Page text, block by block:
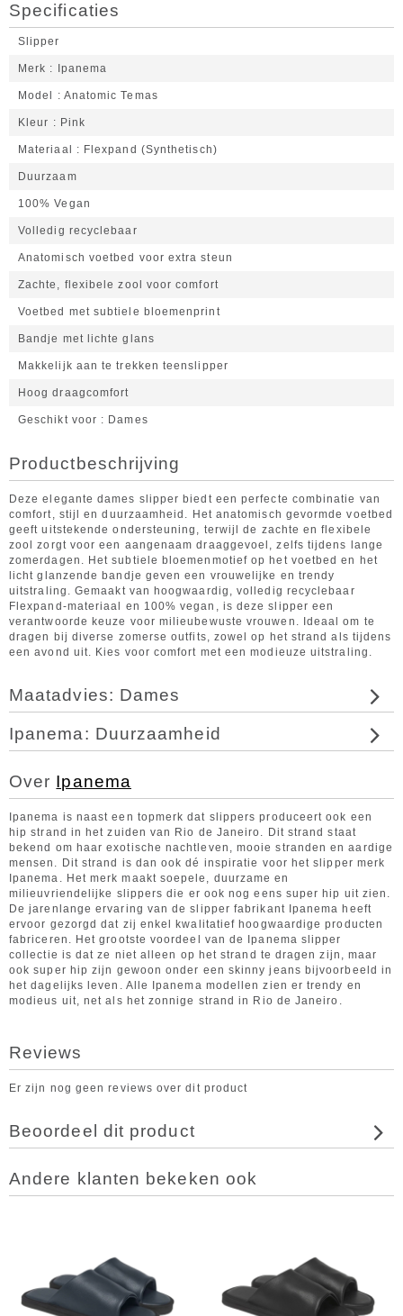
Specificaties
Slipper
Merk Ipanema
Model Anatomic Temas
Kleur Pink
Materiaal Flexpand (Synthetisch)
Duurzaam
100% Vegan
Volledig recyclebaar
Anatomisch voetbed voor extra steun
Zachte, flexibele zool voor comfort
Voetbed met subtiele bloemenprint
Bandje met lichte glans
Makkelijk aan te trekken teenslipper
Hoog draagcomfort
Geschikt voor Dames
Productbeschrijving
Deze elegante dames slipper biedt een perfecte combinatie van
comfort, stijl en duurzaamheid. Het anatomisch gevormde voetbed
geeft uitstekende ondersteuning, terwijl de zachte en flexibele
zool zorgt voor een aangenaam draaggevoel, zelfs tijdens lange
zomerdagen. Het subtiele bloemenmotief op het voetbed en het
licht glanzende bandje geven een vrouwelijke en trendy
uitstraling. Gemaakt van hoogwaardig, volledig recyclebaar
Flexpand-materiaal en 100% vegan, is deze slipper een
verantwoorde keuze voor milieubewuste vrouwen. Ideaal om te
dragen bij diverse zomerse outfits, zowel op het strand als tijdens
een avond uit. Kies voor comfort met een modieuze uitstraling.
Maatadvies: Dames
Ipanema: Duurzaamheid
Over Ipanema
Ipanema is naast een topmerk dat slippers produceert ook een
hip strand in het zuiden van Rio de Janeiro. Dit strand staat
bekend om haar exotische nachtleven, mooie stranden en aardige
mensen. Dit strand is dan ook dé inspiratie voor het slipper merk
Ipanema. Het merk maakt soepele, duurzame en
milieuvriendelijke slippers die er ook nog eens super hip uit zien.
De jarenlange ervaring van de slipper fabrikant Ipanema heeft
ervoor gezorgd dat zij enkel kwalitatief hoogwaardige producten
fabriceren. Het grootste voordeel van de Ipanema slipper
collectie is dat ze niet alleen op het strand te dragen zijn, maar
ook super hip zijn gewoon onder een skinny jeans bijvoorbeeld in
het dagelijks leven. Alle Ipanema modellen zien er trendy en
modieus uit, net als het zonnige strand in Rio de Janeiro.
Reviews
Er zijn nog geen reviews over dit product
Beoordeel dit product
Andere klanten bekeken ook